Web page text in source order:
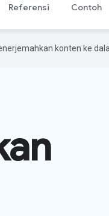
Referensi Contoh
konten ke